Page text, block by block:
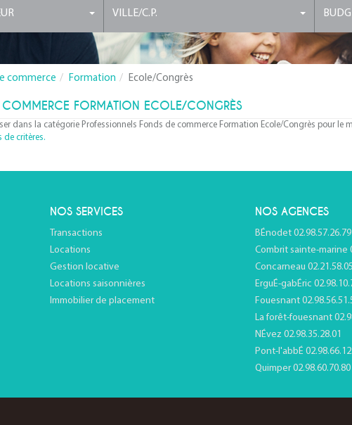
VILLE/C.P.
commerce Formation Ecole/Congrès
COMMERCE FORMATION ECOLE/CONGRÈS
dans la catégorie Professionnels Fonds de commerce Formation Ecole/Congrès pour le
de critères.
NOS SERVICES
Transactions
Locations
Gestion locative
Locations saisonnières
Immobilier de placement
NOS AGENCES
BÉnodet 02.98.57.26.79
Combrit sainte-marine
Concarneau
ErguÉ-gabÉric
Fouesnant
La forêt-fouesnant
NÉvez 02.98.35.28.01
Pont-l'abbÉ
Quimper 02.98.60.70.80